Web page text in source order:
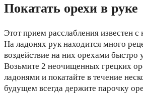
Покатать орехи в руке
Этот прием расслабления известен
На ладонях рук находится много
воздействие на них орехами быстро
Возьмите 2 неочищенных грецких
ладонями и покатайте в течение
будущем всегда держите парочку